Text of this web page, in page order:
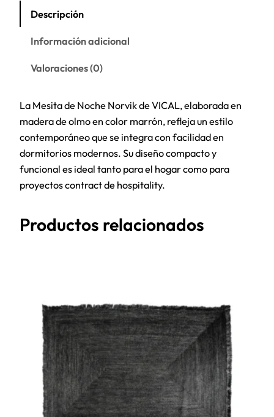
Descripción
Información adicional
Valoraciones (0)
La Mesita de Noche Norvik de VICAL, elaborada en
madera de olmo en color marrón, refleja un estilo
contemporáneo que se integra con facilidad en
dormitorios modernos. Su diseño compacto y
funcional es ideal tanto para el hogar como para
proyectos contract de hospitality.
Productos relacionados